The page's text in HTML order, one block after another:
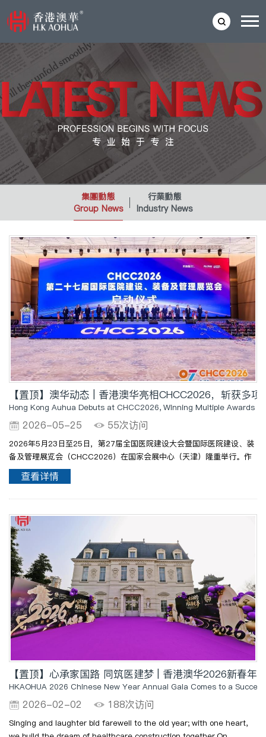
集團動態
Group News
行業動態
Industry News
【置顶】澳华动态 | 香港澳华亮相CHCC2026，斩获多
Hong Kong Auhua Debuts at CHCC2026, Winning Multiple Awards
2026-05-25 55次访问
2026年5月23日至25日，第27届全国医院建设大会暨国际医院建设、装
备及管理展览会（CHCC2026）在国家会展中心（天津）隆重举行。作
为医院设计与咨询领域的专业力量，香港澳华全程深度参与，在展会、论
坛、颁奖等多个环节展现出强劲实力与行业影响力。Episode Ⅰ..
查看详情
【置顶】心承家国路 同筑医建梦 | 香港澳华2026新春年
HKAOHUA 2026 Chinese New Year Annual Gala Comes to a
2026-02-02 188次访问
Singing and laughter bid farewell to the old year; with one heart,